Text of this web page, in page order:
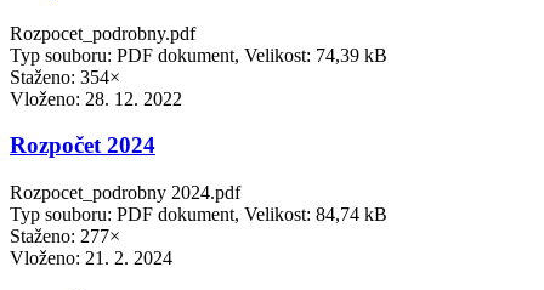
Rozpocet_podrobny.pdf
Typ souboru: PDF dokument, Velikost: 74,39 kB
Staženo: 354×
Vloženo: 28. 12. 2022
Rozpočet 2024
Rozpocet_podrobny 2024.pdf
Typ souboru: PDF dokument, Velikost: 84,74 kB
Staženo: 277×
Vloženo: 21. 2. 2024